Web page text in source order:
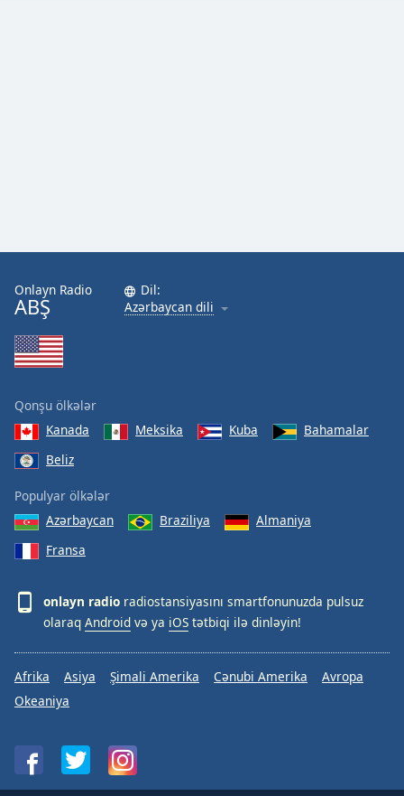
Onlayn Radio
ABŞ
Dil:
Azərbaycan dili
Qonşu ölkələr
Kanada
Meksika Kuba
Bahamalar
Beliz
Populyar ölkələr
Azərbaycan
Braziliya
Almaniya
Fransa
onlayn radio radiostansiyasını smartfonunuzda pulsuz
olaraq Android və ya iOS tətbiqi ilə dinləyin!
Afrika Asiya Şimali Amerika Cənubi Amerika
Avropa
Okeaniya